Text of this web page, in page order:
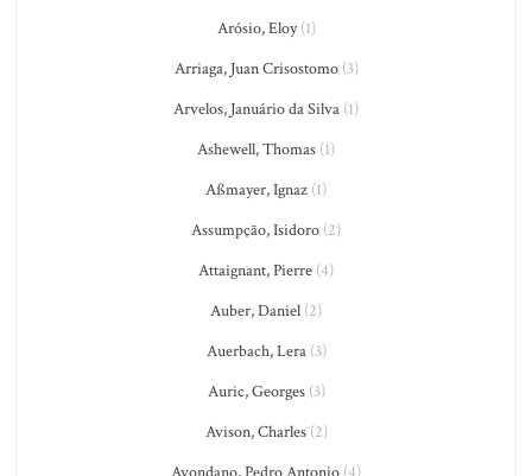
Arósio, Eloy(1)
Arriaga, Juan Crisostomo(3)
Arvelos, Januário da Silva (1)
Ashewell, Thomas (1)
Aßmayer, Ignaz (1)
Assumpção, Isidoro (2)
Attaignant, Pierre (4)
Auber, Daniel (2)
Auerbach, Lera(3)
Auric, Georges(3)
Avison, Charles(2)